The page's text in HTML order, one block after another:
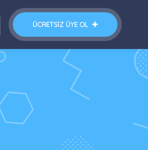
ÜCRETSIZ ÜYE OL